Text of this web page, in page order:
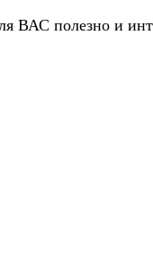
ВАС полезно и